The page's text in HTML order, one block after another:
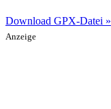
Download GPX-Datei »
Anzeige